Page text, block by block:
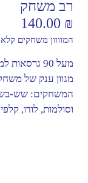
רב משחק
140.00 ₪
המוווון משחקים
מעל 90
מגוון ענק של
המשחקים: שש-
וסולמות, לודו,